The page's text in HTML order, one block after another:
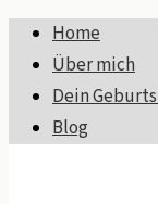
Home
Über mich
Dein
Blog